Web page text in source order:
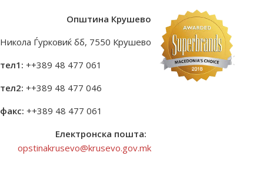
Општина Крушево
Никола Ѓурковиќ бб, 7550 Крушево
тел1: ++389 48 477 061
тел2: ++389 48 477 046
факс: ++389 48 477 061
Електронска пошта:
opstinakrusevo@krusevo.gov.mk